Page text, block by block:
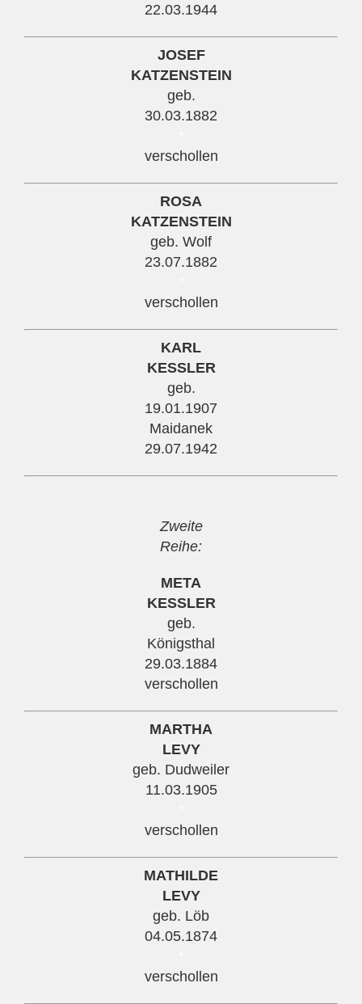
22.03.1944
JOSEF
KATZENSTEIN
geb.
30.03.1882
verschollen
ROSA
KATZENSTEIN
geb. Wolf
23.07.1882
verschollen
KARL
KESSLER
geb.
19.01.1907
Maidanek
29.07.1942
Zweite
Reihe:
META
KESSLER
geb.
Königsthal
29.03.1884
verschollen
MARTHA
LEVY
geb. Dudweiler
11.03.1905
verschollen
MATHILDE
LEVY
geb. Löb
04.05.1874
verschollen